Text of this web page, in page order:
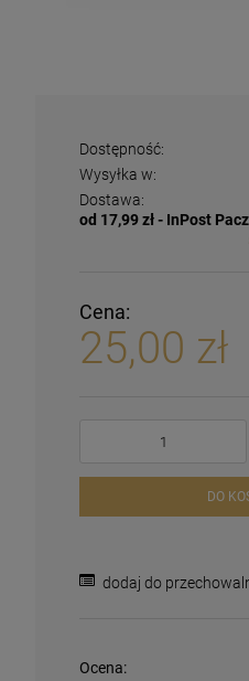
Dostępność:
Wysyłka w:
Dostawa:
od 17,99 zł- InPost
Cena:
25,00 zł
DO
dodaj do
Ocena: